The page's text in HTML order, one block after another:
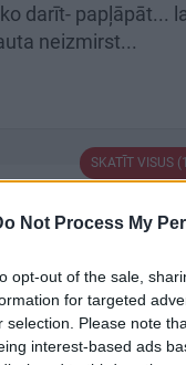
Not Process My
opt-out of the sale,
for targeted
selection. Please note
interest-based ads
darīt- papļāpāt...
neizmirst...
SKATĪT VISUS